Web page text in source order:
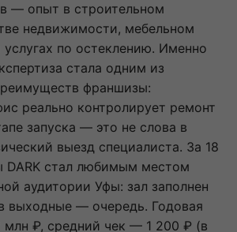
— опыт в строительном
недвижимости, мебельном
услугах по остеклению. Именно
стала одним из
франшизы:
реально контролирует ремонт
запуска — это не слова в
выезд специалиста. За 18
DARK стал любимым местом
аудитории Уфы: зал заполнен
выходные — очередь. Годовая
₽, средний чек — 1 200 ₽ (в